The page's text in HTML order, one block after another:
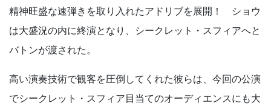
精神旺盛な速弾きを取り入れたアドリブを展開！ ショウ
は大盛況の内に終演となり、シークレット・スフィアへと
バトンが渡された。
高い演奏技術で観客を圧倒してくれた彼らは、今回の公演
でシークレット・スフィア目当てのオーディエンスにも大